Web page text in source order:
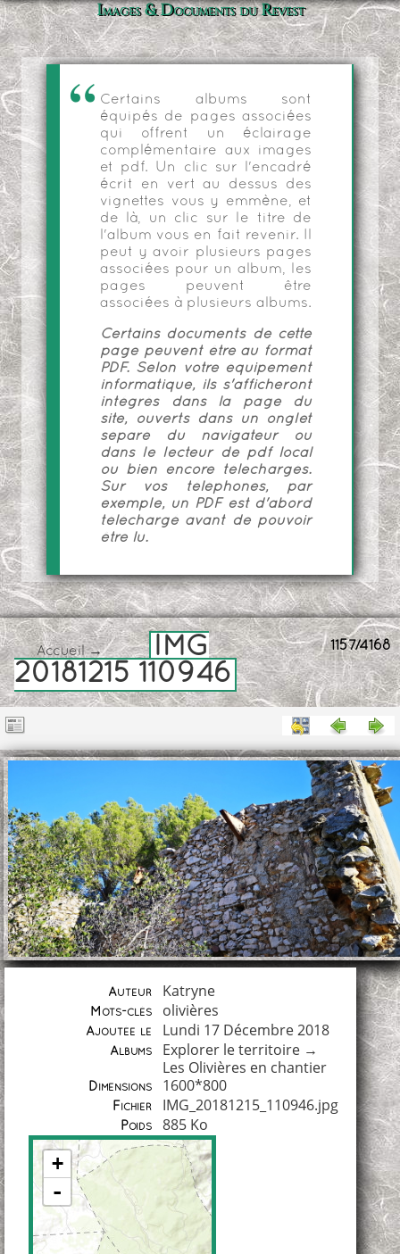
Images & Documents du Revest
Certains albums sont
équipés de pages associées
qui offrent un éclairage
complémentaire aux images
et pdf. Un clic sur l'encadré
écrit en vert au dessus des
vignettes vous y emmène, et
de là, un clic sur le titre de
l'album vous en fait revenir. Il
peut y avoir plusieurs pages
associées pour un album, les
pages peuvent être
associées à plusieurs albums.
Certains documents de cette
page peuvent être au format
PDF. Selon votre équipement
informatique, ils s'afficheront
intégrés dans la page du
site, ouverts dans un onglet
séparé du navigateur ou
dans le lecteur de pdf local
ou bien encore téléchargés.
Sur vos téléphones, par
exemple, un PDF est d'abord
téléchargé avant de pouvoir
être lu.
1157/4168
Accueil→
IMG
20181215 110946
Auteur Katryne
Mots-clés olivières
Ajoutée le Lundi 17 Décembre 2018
Albums Explorer le territoire→
Les Olivières en chantier
Dimensions 1600*800
Fichier IMG_20181215_110946.jpg
Poids 885 Ko
+
-